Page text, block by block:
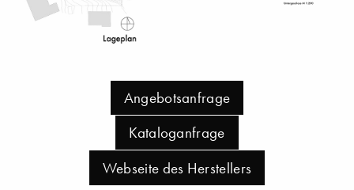
Angebotsanfrage
Kataloganfrage
Webseite des Herstellers